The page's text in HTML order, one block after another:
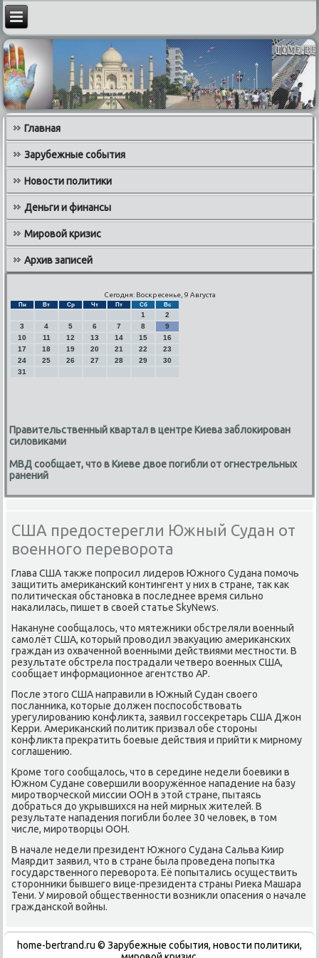
Главная
Зарубежные события
Новости политики
Деньги и финансы
Мировой кризис
Архив записей
Сегодня: Воскресенье, 9 Августа
Пн Вт Ср Чт Пт Сб Вс
1
2
3
4 5 6 7 8
9
10
11 12 13 14 15
16
17
18 19 20 21 22
23
24
25 26 27 28 29
30
31
Правительственный квартал в центре Киева заблокирован
силовиками
МВД сообщает, что в Киеве двое погибли от огнестрельных
ранений
США предостерегли Южный Судан от
военного переворота
Глава США также попросил лидеров Южного Судана помочь
защитить американский контингент у них в стране, так как
политическая обстановка в последнее время сильно
накалилась, пишет в своей статье SkyNews.
Накануне сообщалось, что мятежники обстреляли военный
самолёт США, который проводил эвакуацию американских
граждан из охваченной военными действиями местности. В
результате обстрела пострадали четверо военных США,
сообщает информационное агентство АР.
После этого США направили в Южный Судан своего
посланника, которые должен поспособствовать
урегулированию конфликта, заявил госсекретарь США Джон
Керри. Американский политик призвал обе стороны
конфликта прекратить боевые действия и прийти к мирному
соглашению.
Кроме того сообщалось, что в середине недели боевики в
Южном Судане совершили вооружённое нападение на базу
миротворческой миссии ООН в этой стране, пытаясь
добраться до укрывшихся на ней мирных жителей. В
результате нападения погибли более 30 человек, в том
числе, миротворцы ООН.
В начале недели президент Южного Судана Сальва Киир
Маярдит заявил, что в стране была проведена попытка
государственного переворота. Её попытались осуществить
сторонники бывшего вице-президента страны Риека Машара
Тени. У мировой общественности возникли опасения о начале
гражданской войны.
home-bertrand.ru © Зарубежные события, новости политики,